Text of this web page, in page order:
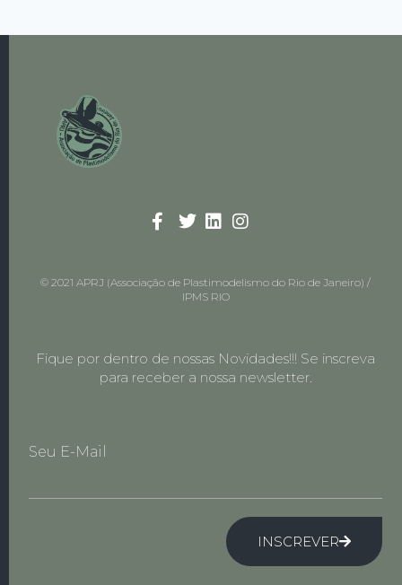
© 2021 APRJ (Associação de Plastimodelismo do Rio de Janeiro) /
IPMS RIO
Fique por dentro de nossas Novidades!!! Se inscreva
para receber a nossa newsletter.
Seu E-Mail
INSCREVER